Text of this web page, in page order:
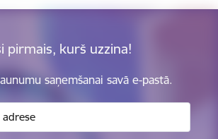
pirmais, kurš uzzina!
saņemšanai savā e-pastā.